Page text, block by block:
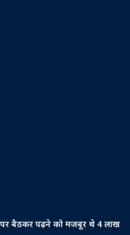
पर बैठकर पढ़ने को मजबूर थे 4 लाख